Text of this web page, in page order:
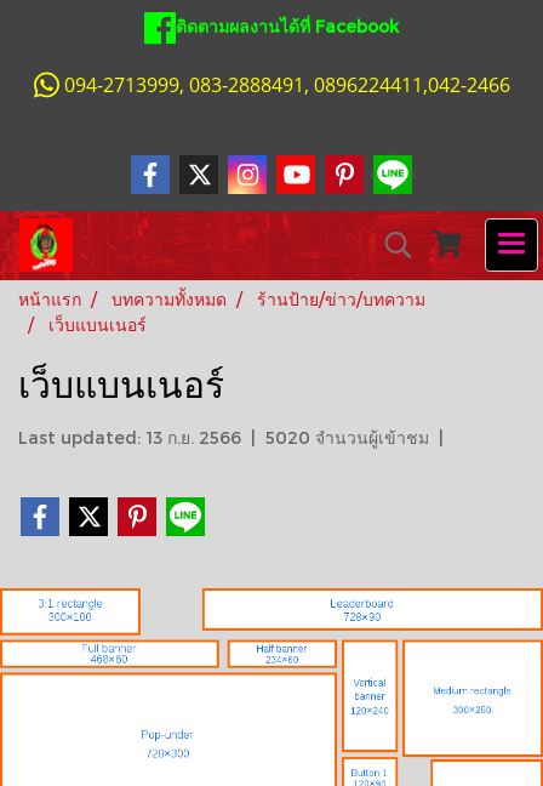
ติดตามผลงานได้ที่ Facebook
094-2713999, 083-2888491, 0896224411,042-2466
หน้าแรก บทความทั้งหมด
ร้านป้าย/ข่าว/บทความ
เว็บแบนเนอร์
เว็บแบนเนอร์
Last updated: 13 ก.ย. 2566 5020 จำนวนผู้เข้าชม